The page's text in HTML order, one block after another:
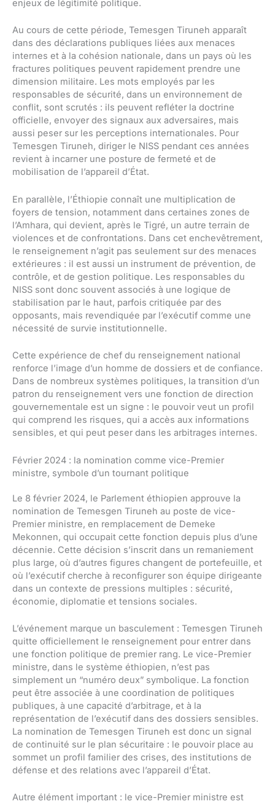
enjeux de légitimité politique.
Au cours de cette période, Temesgen Tiruneh apparaît
dans des déclarations publiques liées aux menaces
internes et à la cohésion nationale, dans un pays où les
fractures politiques peuvent rapidement prendre une
dimension militaire. Les mots employés par les
responsables de sécurité, dans un environnement de
conflit, sont scrutés : ils peuvent refléter la doctrine
officielle, envoyer des signaux aux adversaires, mais
aussi peser sur les perceptions internationales. Pour
Temesgen Tiruneh, diriger le NISS pendant ces années
revient à incarner une posture de fermeté et de
mobilisation de l’appareil d’État.
En parallèle, l’Éthiopie connaît une multiplication de
foyers de tension, notamment dans certaines zones de
l’Amhara, qui devient, après le Tigré, un autre terrain de
violences et de confrontations. Dans cet enchevêtrement,
le renseignement n’agit pas seulement sur des menaces
extérieures : il est aussi un instrument de prévention, de
contrôle, et de gestion politique. Les responsables du
NISS sont donc souvent associés à une logique de
stabilisation par le haut, parfois critiquée par des
opposants, mais revendiquée par l’exécutif comme une
nécessité de survie institutionnelle.
Cette expérience de chef du renseignement national
renforce l’image d’un homme de dossiers et de confiance.
Dans de nombreux systèmes politiques, la transition d’un
patron du renseignement vers une fonction de direction
gouvernementale est un signe : le pouvoir veut un profil
qui comprend les risques, qui a accès aux informations
sensibles, et qui peut peser dans les arbitrages internes.
Février 2024 : la nomination comme vice-Premier
ministre, symbole d’un tournant politique
Le 8 février 2024, le Parlement éthiopien approuve la
nomination de Temesgen Tiruneh au poste de vice-
Premier ministre, en remplacement de Demeke
Mekonnen, qui occupait cette fonction depuis plus d’une
décennie. Cette décision s’inscrit dans un remaniement
plus large, où d’autres figures changent de portefeuille, et
où l’exécutif cherche à reconfigurer son équipe dirigeante
dans un contexte de pressions multiples : sécurité,
économie, diplomatie et tensions sociales.
L’événement marque un basculement : Temesgen Tiruneh
quitte officiellement le renseignement pour entrer dans
une fonction politique de premier rang. Le vice-Premier
ministre, dans le système éthiopien, n’est pas
simplement un “numéro deux” symbolique. La fonction
peut être associée à une coordination de politiques
publiques, à une capacité d’arbitrage, et à la
représentation de l’exécutif dans des dossiers sensibles.
La nomination de Temesgen Tiruneh est donc un signal
de continuité sur le plan sécuritaire : le pouvoir place au
sommet un profil familier des crises, des institutions de
défense et des relations avec l’appareil d’État.
Autre élément important : le vice-Premier ministre est